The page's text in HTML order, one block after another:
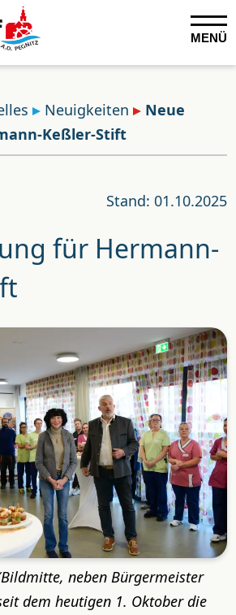
MENÜ
Neuigkeiten
Neue
Keßler-Stift
Stand: 01.10.2025
für Hermann-
neben Bürgermeister
dem heutigen 1. Oktober die